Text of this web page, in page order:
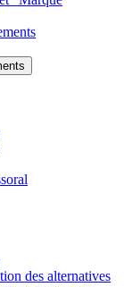
des alternatives